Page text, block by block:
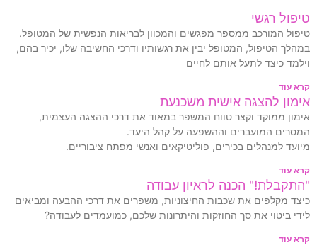
טיפול רגשי
טיפול המורכב ממספר מפגשים והמכוון לבריאות הנפשית של המטופל.
במהלך הטיפול, המטופל יבין את רגשותיו ודרכי החשיבה שלו, יכיר בהם,
וילמד כיצד לתעל אותם לחיים
קרא עוד
אימון להצגה אישית משכנעת
אימון ממוקד וקצר טווח המשפר במאוד את דרכי ההצגה העצמית,
המסרים המועברים וההשפעה על קהל היעד.
מיועד למנהלים בכירים, פוליטיקאים ואנשי מפתח ציבוריים.
קרא עוד
"התקבלת!" הכנה לראיון עבודה
כיצד מקלפים את שכבות החיצוניות, משפרים את דרכי ההבעה ומביאים
לידי ביטוי את סך החוזקות והיתרונות שלכם, כמועמדים לעבודה?
קרא עוד